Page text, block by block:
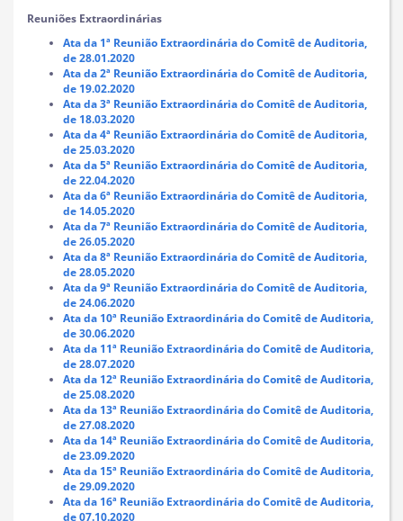
Reuniões Extraordinárias
Ata da 1ª Reunião Extraordinária do Comitê de Auditoria,
de 28.01.2020
Ata da 2ª Reunião Extraordinária do Comitê de Auditoria,
de 19.02.2020
Ata da 3ª Reunião Extraordinária do Comitê de Auditoria,
de 18.03.2020
Ata da 4ª Reunião Extraordinária do Comitê de Auditoria,
de 25.03.2020
Ata da 5ª Reunião Extraordinária do Comitê de Auditoria,
de 22.04.2020
Ata da 6ª Reunião Extraordinária do Comitê de Auditoria,
de 14.05.2020
Ata da 7ª Reunião Extraordinária do Comitê de Auditoria,
de 26.05.2020
Ata da 8ª Reunião Extraordinária do Comitê de Auditoria,
de 28.05.2020
Ata da 9ª Reunião Extraordinária do Comitê de Auditoria,
de 24.06.2020
Ata da 10ª Reunião Extraordinária do Comitê de Auditoria,
de 30.06.2020
Ata da 11ª Reunião Extraordinária do Comitê de Auditoria,
de 28.07.2020
Ata da 12ª Reunião Extraordinária do Comitê de Auditoria,
de 25.08.2020
Ata da 13ª Reunião Extraordinária do Comitê de Auditoria,
de 27.08.2020
Ata da 14ª Reunião Extraordinária do Comitê de Auditoria,
de 23.09.2020
Ata da 15ª Reunião Extraordinária do Comitê de Auditoria,
de 29.09.2020
Ata da 16ª Reunião Extraordinária do Comitê de Auditoria,
de 07.10.2020